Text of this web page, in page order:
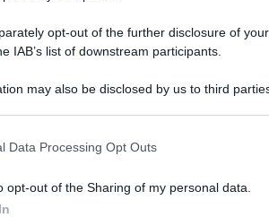
opt-out of the further disclosure of
IAB’s list of downstream participants.
may also be disclosed by us to third
including but not limited to your visit or usage
to Google and its third-party tags to use
consent section.
Data Processing Opt Outs
opt-out of the Sharing of my personal data.